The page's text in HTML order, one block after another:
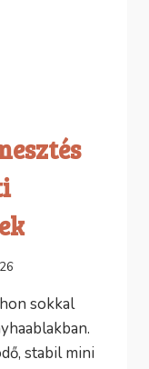
sokkal
stabil mini